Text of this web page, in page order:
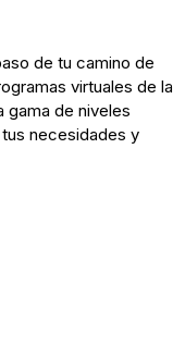
de tu camino de
virtuales de la
gama de niveles
necesidades y